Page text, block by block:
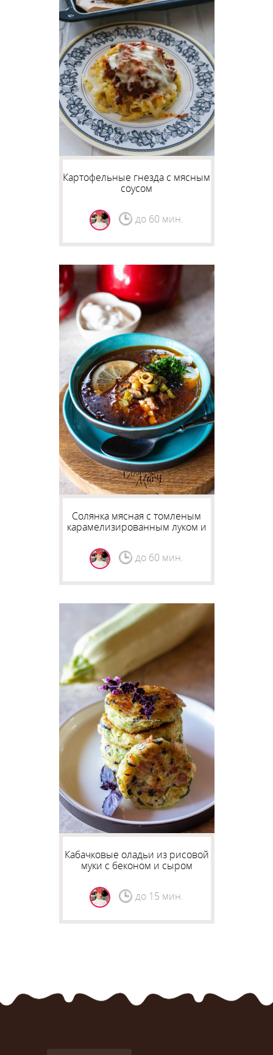
Картофельные гнезда с мясным
соусом
до 60 мин.
Солянка мясная с томленым
карамелизированным луком и
до 60 мин.
Кабачковые оладьи из рисовой
муки с беконом и сыром
до 15 мин.